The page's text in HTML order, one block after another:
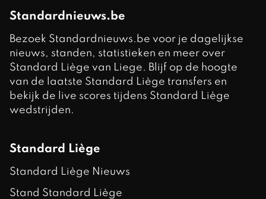
Standardnieuws.be
Bezoek Standardnieuws.be voor je dagelijkse
nieuws, standen, statistieken en meer over
Standard Liège van Liege. Blijf op de hoogte
van de laatste Standard Liège transfers en
bekijk de live scores tijdens Standard Liège
wedstrijden.
Standard Liège
Standard Liège Nieuws
Stand Standard Liège